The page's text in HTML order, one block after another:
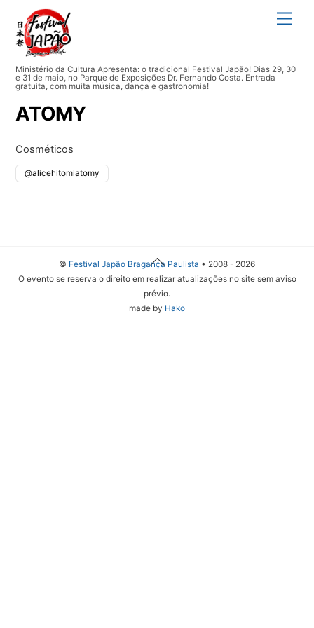
content
Ministério da Cultura Apresenta: o tradicional Festival Japão! Dias 29, 30
e 31 de maio, no Parque de Exposições Dr. Fernando Costa. Entrada
gratuita, com muita música, dança e gastronomia!
ATOMY
Cosméticos
@alicehitomiatomy
Back
To
© Festival Japão Bragança Paulista • 2008 - 2026
O evento se reserva o direito em realizar atualizações no site sem aviso
prévio.
made by Hako